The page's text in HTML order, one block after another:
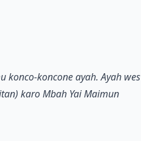
konco-koncone ayah. Ayah wes
karo Mbah Yai Maimun